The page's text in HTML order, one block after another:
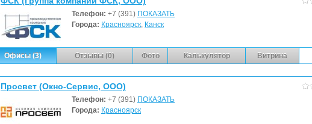
Телефон: +7 (391) ПОКАЗАТЬ
Города: Красноярск, Канск
Офисы (3) Отзывы (0) Фото Калькулятор Витрина
Просвет (Окно-Сервис, ООО)
Телефон: +7 (391) ПОКАЗАТЬ
Города: Красноярск